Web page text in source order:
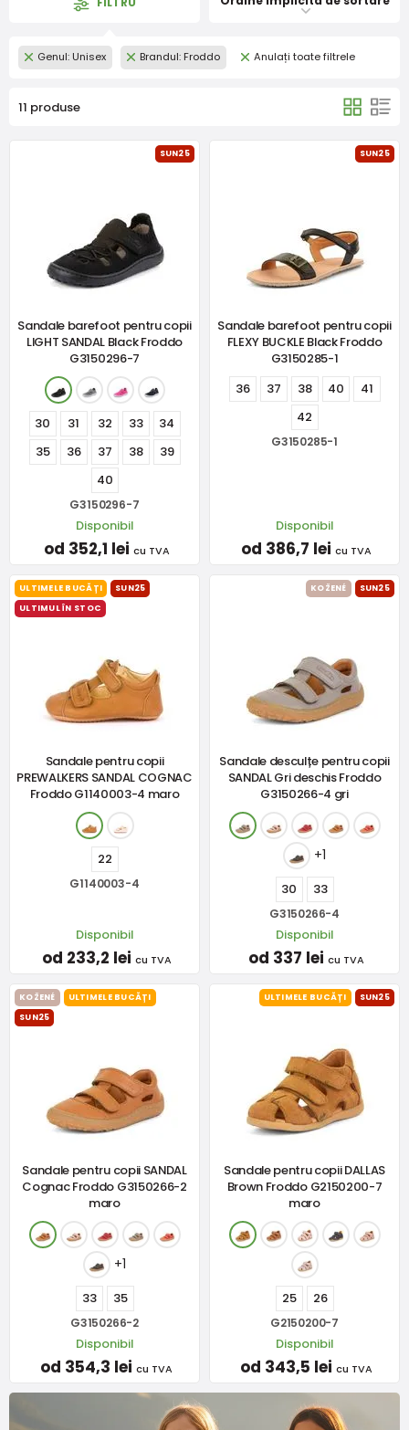
Genul: Unisex Brandul: Froddo Anulați toate filtrele
11 produse
SUN25
Sandale barefoot pentru copii
LIGHT SANDAL Black Froddo
G3150296-7
30 31 32 33
34
35
36 37 38
39
40
G3150296-7
Disponibil
od 352,1 lei cu TVA
SUN25
Sandale barefoot pentru copii
FLEXY BUCKLE Black Froddo
G3150285-1
36
37 38 40
41
42
G3150285-1
Disponibil
od 386,7 lei cu TVA
ULTIMELE BUCĂȚI
SUN25
ULTIMUL ÎN STOC
Sandale pentru copii
PREWALKERS SANDAL COGNAC
Froddo G1140003-4 maro
22
G1140003-4
Disponibil
od 233,2 lei cu TVA
KOŽENÉ SUN25
Sandale desculțe pentru copii
SANDAL Gri deschis Froddo
G3150266-4 gri
+1
30 33
G3150266-4
Disponibil
od 337 lei cu TVA
KOŽENÉ
ULTIMELE BUCĂȚI
SUN25
Sandale pentru copii SANDAL
Cognac Froddo G3150266-2
maro
+1
33 35
G3150266-2
Disponibil
od 354,3 lei cu TVA
ULTIMELE BUCĂȚI SUN25
Sandale pentru copii DALLAS
Brown Froddo G2150200-7
maro
25 26
G2150200-7
Disponibil
od 343,5 lei cu TVA